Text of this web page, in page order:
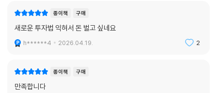
종이책 구매
새로운 투자법 익혀서 돈 벌고 싶네요
h******4 2026.04.19. 2
종이책 구매
만족합니다